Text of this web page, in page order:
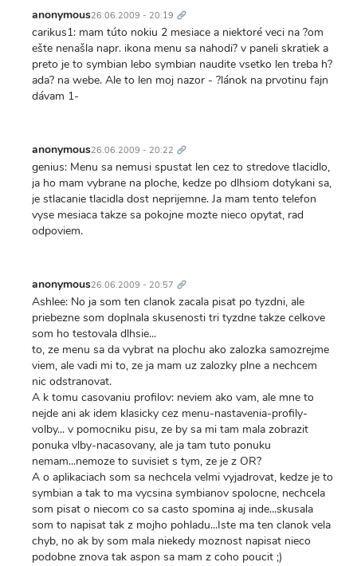
anonymous26.06.2009 - 20:19 odkaz
carikus1: mam túto nokiu 2 mesiace a niektoré veci na ?om
ešte nenašla napr. ikona menu sa nahodi? v paneli skratiek a
preto je to symbian lebo symbian naudite vsetko len treba h?
ada? na webe. Ale to len moj nazor - ?lánok na prvotinu fajn
dávam 1-
anonymous26.06.2009 - 20:22 odkaz
genius: Menu sa nemusi spustat len cez to stredove tlacidlo,
ja ho mam vybrane na ploche, kedze po dlhsiom dotykani sa,
je stlacanie tlacidla dost neprijemne. Ja mam tento telefon
vyse mesiaca takze sa pokojne mozte nieco opytat, rad
odpoviem.
anonymous26.06.2009 - 20:57 odkaz
Ashlee: No ja som ten clanok zacala pisat po tyzdni, ale
priebezne som doplnala skusenosti tri tyzdne takze celkove
som ho testovala dlhsie...
to, ze menu sa da vybrat na plochu ako zalozka samozrejme
viem, ale vadi mi to, ze ja mam uz zalozky plne a nechcem
nic odstranovat.
A k tomu casovaniu profilov: neviem ako vam, ale mne to
nejde ani ak idem klasicky cez menu-nastavenia-profily-
volby... v pomocniku pisu, ze by sa mi tam mala zobrazit
ponuka vlby-nacasovany, ale ja tam tuto ponuku
nemam...nemoze to suvisiet s tym, ze je z OR?
A o aplikaciach som sa nechcela velmi vyjadrovat, kedze je to
symbian a tak to ma vycsina symbianov spolocne, nechcela
som pisat o niecom co sa casto spomina aj inde...skusala
som to napisat tak z mojho pohladu...Iste ma ten clanok vela
chyb, no ak by som mala niekedy moznost napisat nieco
podobne znova tak aspon sa mam z coho poucit ;)